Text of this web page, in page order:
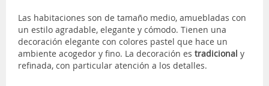
Las habitaciones son de tamaño medio, amuebladas con
un estilo agradable, elegante y cómodo. Tienen una
decoración elegante con colores pastel que hace un
ambiente acogedor y fino. La decoración es tradicional y
refinada, con particular atención a los detalles.